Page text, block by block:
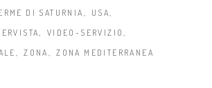
DI SATURNIA
USA
VIDEO-SERVIZIO
ZONA ZONA MEDITERRANEA